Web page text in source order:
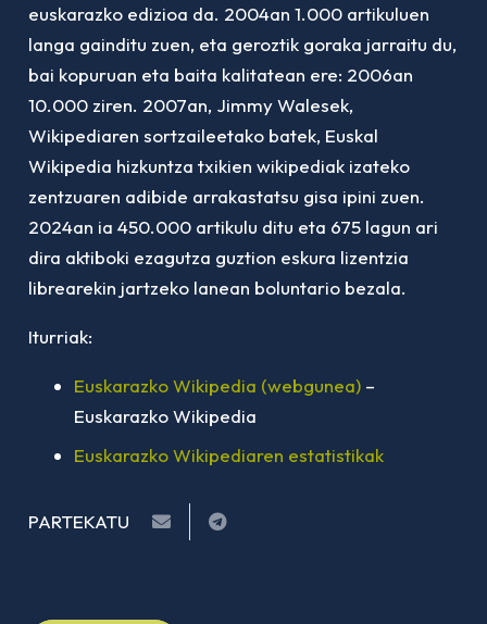
euskarazko edizioa da. 2004an 1.000 artikuluen
langa gainditu zuen, eta geroztik goraka jarraitu du,
bai kopuruan eta baita kalitatean ere: 2006an
10.000 ziren. 2007an, Jimmy Walesek,
Wikipediaren sortzaileetako batek, Euskal
Wikipedia hizkuntza txikien wikipediak izateko
zentzuaren adibide arrakastatsu gisa ipini zuen.
2024an ia 450.000 artikulu ditu eta 675 lagun ari
dira aktiboki ezagutza guztion eskura lizentzia
librearekin jartzeko lanean boluntario bezala.
Iturriak:
Euskarazko Wikipedia (webgunea) –
Euskarazko Wikipedia
Euskarazko Wikipediaren estatistikak
PARTEKATU